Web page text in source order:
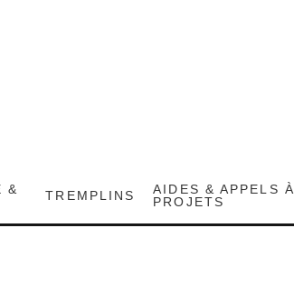
&
TREMPLINS
AIDES & APPELS À
PROJETS